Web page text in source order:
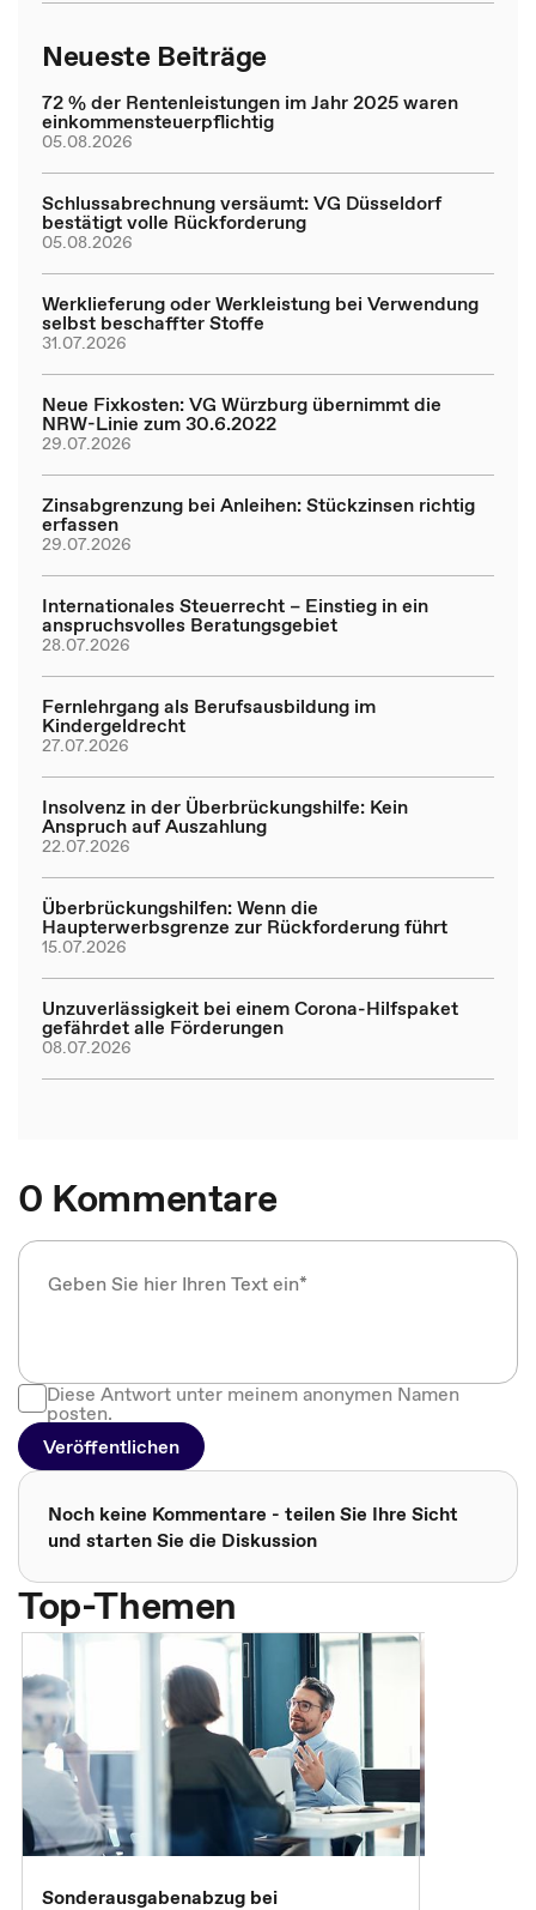
Neueste Beiträge
72 % der Rentenleistungen im Jahr 2025 waren
einkommensteuerpflichtig
05.08.2026
Schlussabrechnung versäumt: VG Düsseldorf
bestätigt volle Rückforderung
05.08.2026
Werklieferung oder Werkleistung bei Verwendung
selbst beschaffter Stoffe
31.07.2026
Neue Fixkosten: VG Würzburg übernimmt die
NRW-Linie zum 30.6.2022
29.07.2026
Zinsabgrenzung bei Anleihen: Stückzinsen richtig
erfassen
29.07.2026
Internationales Steuerrecht – Einstieg in ein
anspruchsvolles Beratungsgebiet
28.07.2026
Fernlehrgang als Berufsausbildung im
Kindergeldrecht
27.07.2026
Insolvenz in der Überbrückungshilfe: Kein
Anspruch auf Auszahlung
22.07.2026
Überbrückungshilfen: Wenn die
Haupterwerbsgrenze zur Rückforderung führt
15.07.2026
Unzuverlässigkeit bei einem Corona-Hilfspaket
gefährdet alle Förderungen
08.07.2026
0 Kommentare
Diese Antwort unter meinem anonymen Namen
posten.
Veröffentlichen
Noch keine Kommentare - teilen Sie Ihre Sicht
und starten Sie die Diskussion
Top-Themen
Sonderausgabenabzug bei